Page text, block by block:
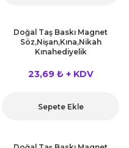
Doğal Taş Baskı Magnet
Söz,Nişan,Kına,Nikah
Kınahediyelik
23,69 ₺ + KDV
Sepete Ekle